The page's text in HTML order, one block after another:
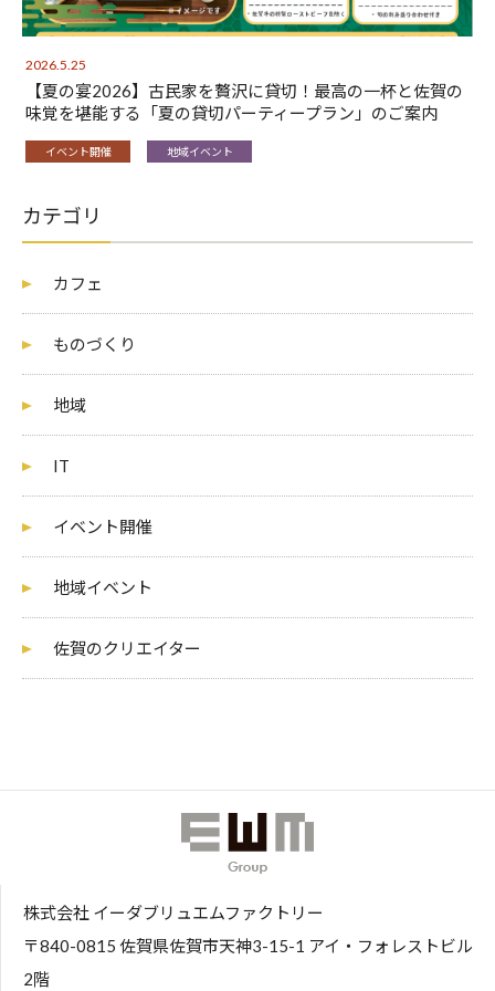
2026.5.25
【夏の宴2026】古民家を贅沢に貸切！最高の一杯と佐賀の
味覚を堪能する「夏の貸切パーティープラン」のご案内
イベント開催 地域イベント
カテゴリ
カフェ
ものづくり
地域
IT
イベント開催
地域イベント
佐賀のクリエイター
株式会社 イーダブリュエムファクトリー
〒840-0815 佐賀県佐賀市天神3-15-1 アイ・フォレストビル
2階